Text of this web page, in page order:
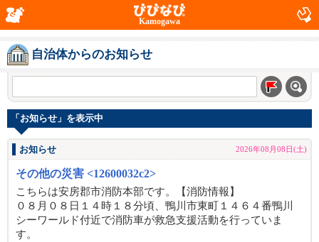
Kamogawa
自治体からのお知らせ
「お知らせ」を表示中
お知らせ 2026年08月08日(土)
その他の災害 <12600032c2>
こちらは安房郡市消防本部です。【消防情報】
０８月０８日１４時１８分頃、鴨川市東町１４６４番鴨川
シーワールド付近で消防車が救急支援活動を行っていま
す。